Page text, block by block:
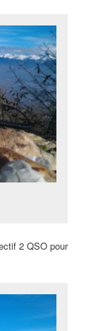
2 QSO pour